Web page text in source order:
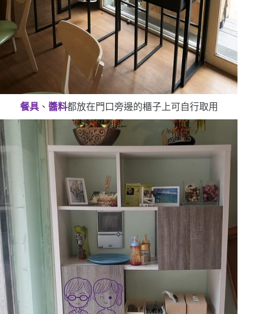
餐具、 醬料都放在門口旁邊的櫃子上可自行取用